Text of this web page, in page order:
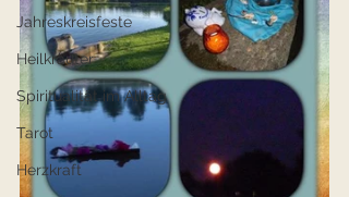
Jahreskreisfeste
Heilkräuter
Spiritualität im Alltag
Tarot
Herzkraft